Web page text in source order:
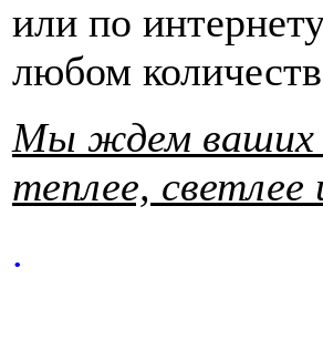
или по
любом
Мы ждем ваших
теплее, светлее
.